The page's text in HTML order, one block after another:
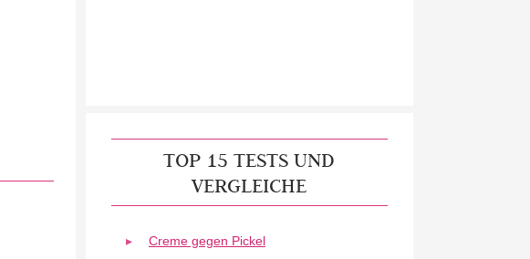
TOP 15 TESTS UND
VERGLEICHE
Creme gegen Pickel